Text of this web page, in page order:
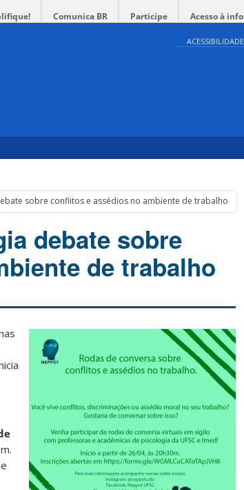
Comunica BR Participe Acesso à
ACESSIBILIDADE
sobre conflitos e assédios no ambiente de trabalho
debate sobre
de trabalho